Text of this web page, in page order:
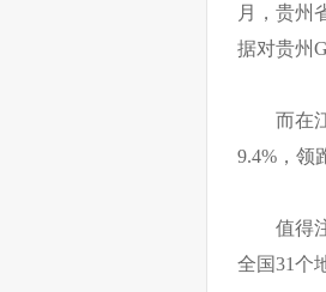
月，贵州
据对贵州
而在
9.4%，领
值得
全国31个